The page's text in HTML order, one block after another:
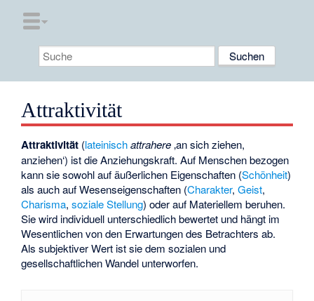
Attraktivität
Attraktivität (lateinisch attrahere ‚an sich ziehen,
anziehen‘) ist die Anziehungskraft. Auf Menschen bezogen
kann sie sowohl auf äußerlichen Eigenschaften (Schönheit)
als auch auf Wesenseigenschaften (Charakter,Geist,
Charisma,soziale Stellung) oder auf Materiellem beruhen.
Sie wird individuell unterschiedlich bewertet und hängt im
Wesentlichen von den Erwartungen des Betrachters ab.
Als subjektiver Wert ist sie dem sozialen und
gesellschaftlichen Wandel unterworfen.